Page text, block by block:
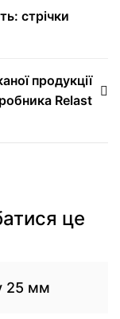
стрічки
продукції
Relast
це
25 мм